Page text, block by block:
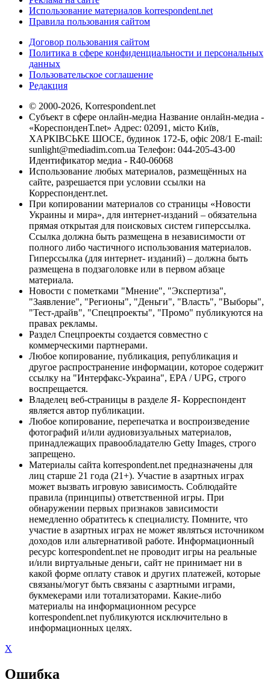
Использование материалов korrespondent.net
Правила пользования сайтом
Договор пользования сайтом
Политика в сфере конфиденциальности и персональных
данных
Пользовательское соглашение
Редакция
© 2000-2026, Korrespondent.net
Субъект в сфере онлайн-медиа Название онлайн-медиа -
«КореспонденТ.net» Адрес: 02091, місто Київ,
ХАРКІВСЬКЕ ШОСЕ, будинок 172-Б, офіс 208/1 E-mail:
sunlight@mediadim.com.ua Телефон: 044-205-43-00
Идентификатор медиа - R40-06068
Использование любых материалов, размещённых на
сайте, разрешается при условии ссылки на
Корреспондент.net.
При копировании материалов со страницы «Новости
Украины и мира», для интернет-изданий – обязательна
прямая открытая для поисковых систем гиперссылка.
Ссылка должна быть размещена в независимости от
полного либо частичного использования материалов.
Гиперссылка (для интернет- изданий) – должна быть
размещена в подзаголовке или в первом абзаце
материала.
Новости с пометками "Мнение", "Экспертиза",
"Заявление", "Регионы", "Деньги", "Власть", "Выборы",
"Тест-драйв", "Спецпроекты", "Промо" публикуются на
правах рекламы.
Раздел Спецпроекты создается совместно с
коммерческими партнерами.
Любое копирование, публикация, републикация и
другое распространение информации, которое содержит
ссылку на "Интерфакс-Украина", EPA / UPG, строго
воспрещается.
Владелец веб-страницы в разделе Я- Корреспондент
является автор публикации.
Любое копирование, перепечатка и воспроизведение
фотографий и/или аудиовизуальных материалов,
принадлежащих правообладателю Getty Images, строго
запрещено.
Материалы сайта korrespondent.net предназначены для
лиц старше 21 года (21+). Участие в азартных играх
может вызвать игровую зависимость. Соблюдайте
правила (принципы) ответственной игры. При
обнаружении первых признаков зависимости
немедленно обратитесь к специалисту. Помните, что
участие в азартных играх не может являться источником
доходов или альтернативой работе. Информационный
ресурс korrespondent.net не проводит игры на реальные
и/или виртуальные деньги, сайт не принимает ни в
какой форме оплату ставок и других платежей, которые
связаны/могут быть связаны с азартными играми,
букмекерами или тотализаторами. Какие-либо
материалы на информационном ресурсе
korrespondent.net публикуются исключительно в
информационных целях.
X
Ошибка